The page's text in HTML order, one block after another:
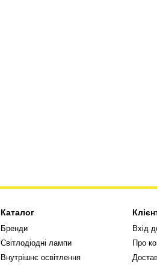
Каталог
Бренди
Світлодіодні лампи
Внутрішнє освітлення
Вхід
Про